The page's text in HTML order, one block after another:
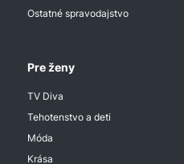
Ostatné spravodajstvo
Pre ženy
TV Diva
Tehotenstvo a deti
Móda
Krása